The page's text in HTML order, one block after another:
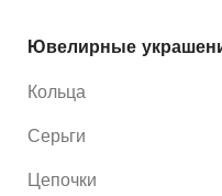
Ювелирные
Кольца
Серьги
Цепочки